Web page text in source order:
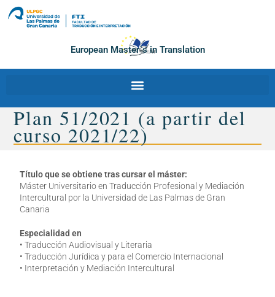
European Master´s in Translation
Plan 51/2021 (a partir del
curso 2021/22)
Título que se obtiene tras cursar el máster:
Máster Universitario en Traducción Profesional y Mediación
Intercultural por la Universidad de Las Palmas de Gran
Canaria
Especialidad en
• Traducción Audiovisual y Literaria
• Traducción Jurídica y para el Comercio Internacional
• Interpretación y Mediación Intercultural